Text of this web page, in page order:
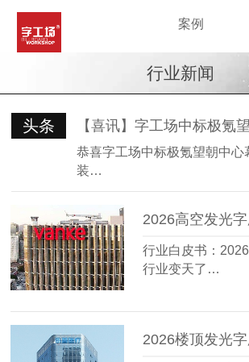
案例
行业新闻
头条
恭喜字工场中标极氪望朝中心
装…
行业白皮书：
行业变天了…